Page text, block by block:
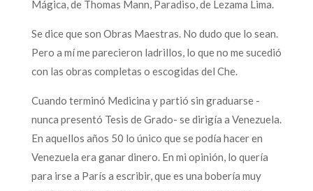
Mágica, de Thomas Mann, Paradiso, de Lezama Lima.
Se dice que son Obras Maestras. No dudo que lo sean.
Pero a mí me parecieron ladrillos, lo que no me sucedió
con las obras completas o escogidas del Che.
Cuando terminó Medicina y partió sin graduarse -
nunca presentó Tesis de Grado- se dirigía a Venezuela.
En aquellos años 50 lo único que se podía hacer en
Venezuela era ganar dinero. En mi opinión, lo quería
para irse a París a escribir, que es una bobería muy